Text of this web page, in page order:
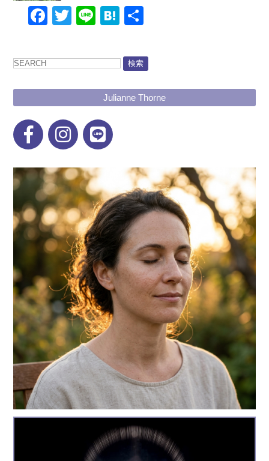
Facebook
Twitter
LineHatena
検索
Julianne Thorne